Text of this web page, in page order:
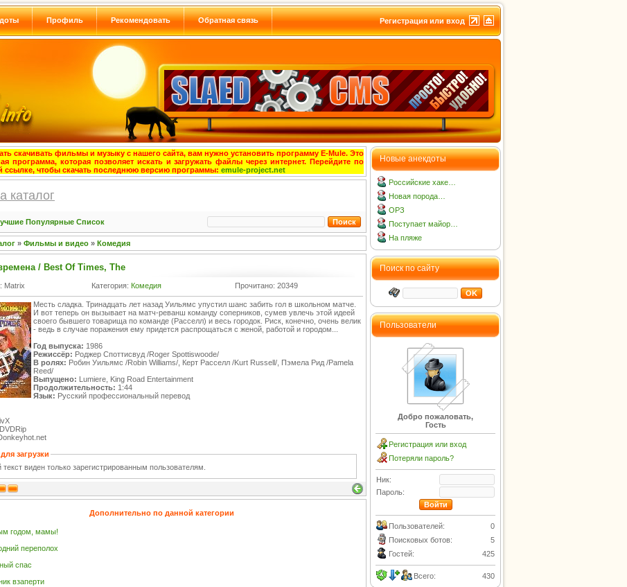
Регистрация или вход
Профиль Рекомендовать Обратная связь
скачивать фильмы и музыку с нашего сайта, вам нужно установить программу E-Mule. Это
программа, которая позволяет искать и загружать файлы через интернет. Перейдите по
ссылке, чтобы скачать последнюю версию программы: emule-project.net
каталог
Популярные Список
» Фильмы и видео » Комедия
/ Best Of Times, The
Matrix Категория: Комедия Прочитано: 20349
Месть сладка. Тринадцать лет назад Уильямс упустил шанс забить гол в школьном матче.
И вот теперь он вызывает на матч-реванш команду соперников, сумев увлечь этой идеей
своего бывшего товарища по команде (Расселл) и весь городок. Риск, конечно, очень велик
- ведь в случае поражения ему придется распрощаться с женой, работой и городом...
Год выпуска: 1986
Режиссёр: Роджер Споттисвуд /Roger Spottiswoode/
В ролях: Робин Уильямс /Robin Williams/, Керт Расселл /Kurt Russell/, Пэмела Рид /Pamela
Reed/
Выпущено: Lumiere, King Road Entertainment
Продолжительность: 1:44
Язык: Русский профессиональный перевод
DVDRip
загрузки
виден только зарегистрированным пользователям.
Дополнительно по данной категории
годом, мамы!
переполох
спас
взаперти
Новые анекдоты
Российские хаке…
Новая порода…
ОРЗ
Поступает майор…
На пляже
Поиск по сайту
Пользователи
Добро пожаловать,
Гость
Регистрация или вход
Потеряли пароль?
Ник:
Пароль:
Пользователей:
0
Поисковых ботов:
5
Гостей:
425
Всего: 430